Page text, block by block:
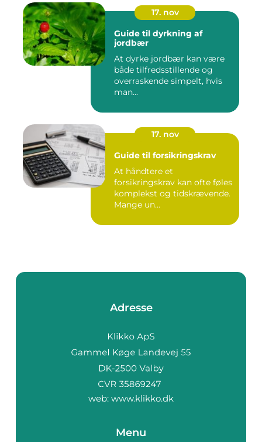
17. nov
Guide til dyrkning af
jordbær
At dyrke jordbær kan være
både tilfredsstillende og
overraskende simpelt, hvis
man...
17. nov
Guide til forsikringskrav
At håndtere et
forsikringskrav kan ofte føles
komplekst og tidskrævende.
Mange un...
Adresse
web: www.klikko.dk
Menu